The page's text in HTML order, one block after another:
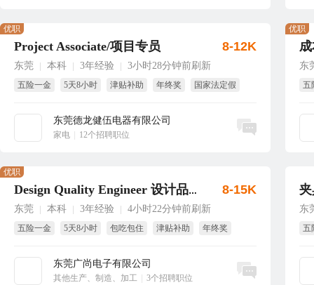
Project Associate/项目专员
东莞 本科 3年经验 3小时28分钟前刷新
五险一金 5天8小时 津贴补助 年终奖
国家法定假
东莞德龙健伍电器有限公司
家电 12个招聘职位
优职
8-12K
立即沟通
东
五
优职
Design Quality Engineer 设计品质工程师
东莞 本科 3年经验 4小时22分钟前刷新
五险一金 5天8小时 包吃包住 津贴补助
年终奖
东莞广尚电子有限公司
其他生产、制造、加工 3个招聘职位
优职
8-15K
立即沟通
东
五